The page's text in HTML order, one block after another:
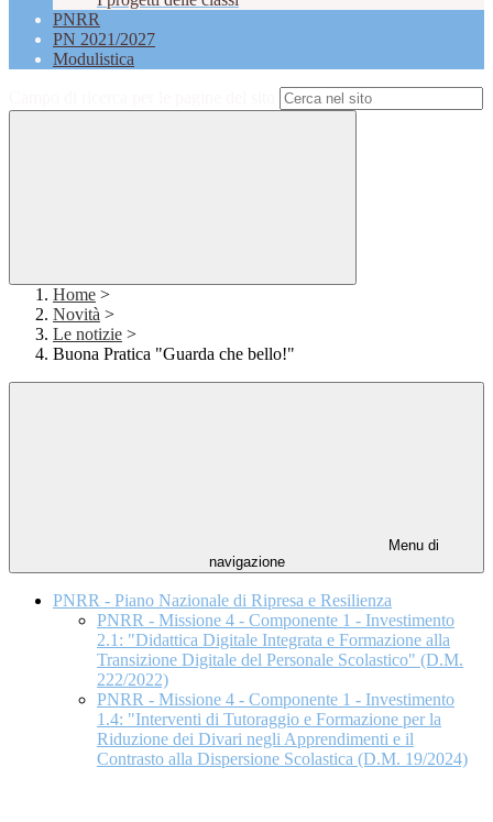
PNRR
PN 2021/2027
Modulistica
Home >
Novità >
Le notizie >
Buona Pratica "Guarda che bello!"
Menu di
navigazione
PNRR - Piano Nazionale di Ripresa e Resilienza
PNRR - Missione 4 - Componente 1 - Investimento
2.1: "Didattica Digitale Integrata e Formazione alla
Transizione Digitale del Personale Scolastico" (D.M.
222/2022)
PNRR - Missione 4 - Componente 1 - Investimento
1.4: "Interventi di Tutoraggio e Formazione per la
Riduzione dei Divari negli Apprendimenti e il
Contrasto alla Dispersione Scolastica (D.M. 19/2024)